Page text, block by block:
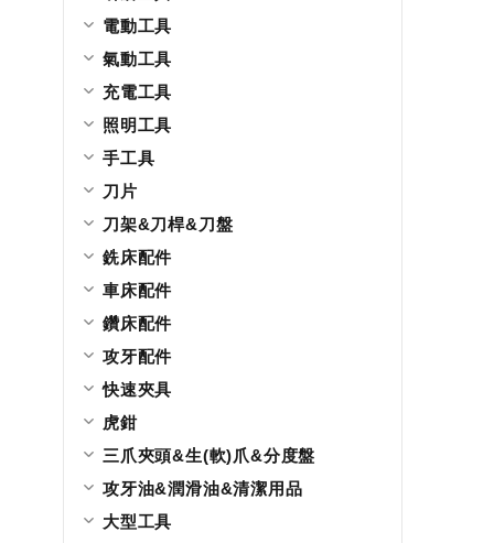
電動工具
氣動工具
充電工具
照明工具
手工具
刀片
刀架&刀桿&刀盤
銑床配件
車床配件
鑽床配件
攻牙配件
快速夾具
虎鉗
三爪夾頭&生(軟)爪&分度盤
攻牙油&潤滑油&清潔用品
大型工具